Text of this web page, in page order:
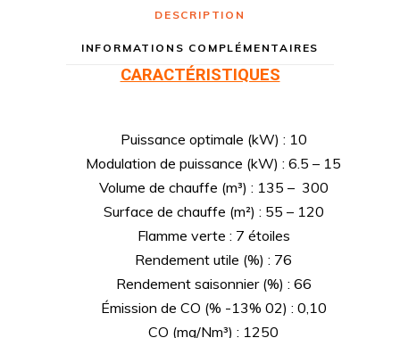
DESCRIPTION
INFORMATIONS COMPLÉMENTAIRES
CARACTÉRISTIQUES
Puissance optimale (kW) : 10
Modulation de puissance (kW) : 6.5 – 15
Volume de chauffe (m³) : 135 – 300
Surface de chauffe (m²) : 55 – 120
Flamme verte : 7 étoiles
Rendement utile (%) : 76
Rendement saisonnier (%) : 66
Émission de CO (% -13% 02) : 0,10
CO (mg/Nm³) : 1250